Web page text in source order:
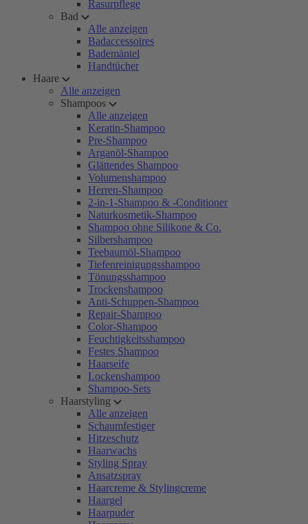
Rasurpflege
Bad
Alle anzeigen
Badaccessoires
Bademäntel
Handtücher
Haare
Alle anzeigen
Shampoos
Alle anzeigen
Keratin-Shampoo
Pre-Shampoo
Arganöl-Shampoo
Glättendes Shampoo
Volumenshampoo
Herren-Shampoo
2-in-1-Shampoo & -Conditioner
Naturkosmetik-Shampoo
Shampoo ohne Silikone & Co.
Silbershampoo
Teebaumöl-Shampoo
Tiefenreinigungsshampoo
Tönungsshampoo
Trockenshampoo
Anti-Schuppen-Shampoo
Repair-Shampoo
Color-Shampoo
Feuchtigkeitsshampoo
Festes Shampoo
Haarseife
Lockenshampoo
Shampoo-Sets
Haarstyling
Alle anzeigen
Schaumfestiger
Hitzeschutz
Haarwachs
Styling Spray
Ansatzspray
Haarcreme & Stylingcreme
Haargel
Haarpuder